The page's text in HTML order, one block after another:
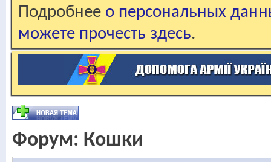
Подробнее о персональных
можете прочесть здесь.
Форум: Кошки